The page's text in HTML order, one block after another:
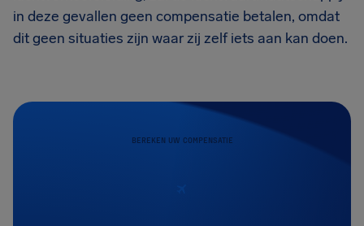
in deze gevallen geen compensatie betalen, omdat
dit geen situaties zijn waar zij zelf iets aan kan doen.
BEREKEN UW COMPENSATIE